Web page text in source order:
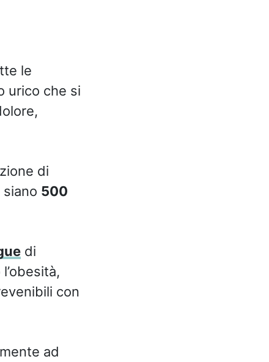
le
urico che si
di
500
di
con
ad